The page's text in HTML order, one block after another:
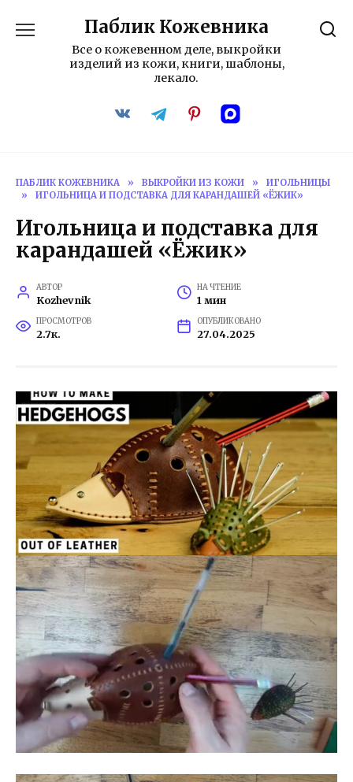
содержанию
Паблик Кожевника
Все о кожевенном деле, выкройки
изделий из кожи, книги, шаблоны,
лекало.
ПАБЛИК КОЖЕВНИКА » ВЫКРОЙКИ ИЗ КОЖИ »
ИГОЛЬНИЦЫ
»
ИГОЛЬНИЦА И ПОДСТАВКА ДЛЯ КАРАНДАШЕЙ «ЁЖИК»
Игольница и подставка для
карандашей «Ёжик»
АВТОР
Kozhevnik
НА ЧТЕНИЕ
1 мин
ПРОСМОТРОВ
2.7к.
ОПУБЛИКОВАНО
27.04.2025